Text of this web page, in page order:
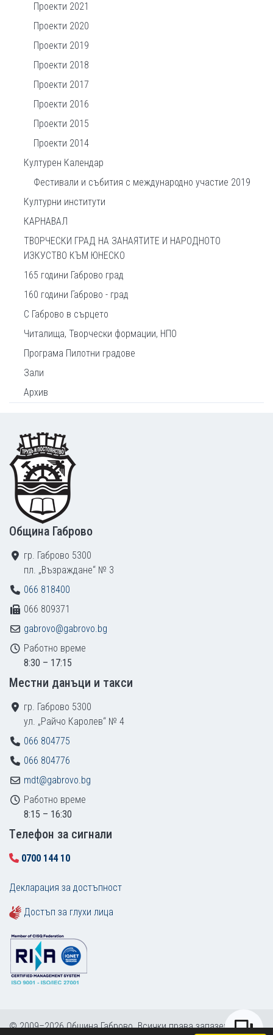
Проекти 2021
Проекти 2020
Проекти 2019
Проекти 2018
Проекти 2017
Проекти 2016
Проекти 2015
Проекти 2014
Културен Календар
Фестивали и събития с международно участие 2019
Културни институти
КАРНАВАЛ
ТВОРЧЕСКИ ГРАД НА ЗАНАЯТИТЕ И НАРОДНОТО
ИЗКУСТВО КЪМ ЮНЕСКО
165 години Габрово град
160 години Габрово - град
С Габрово в сърцето
Читалища, Творчески формации, НПО
Програма Пилотни градове
Зали
Архив
Footer
Община Габрово
гр. Габрово 5300
пл. „Възраждане“ № 3
066 818400
066 809371
gabrovo@gabrovo.bg
Работно време
8:30 – 17:15
Местни данъци и такси
гр. Габрово 5300
ул. „Райчо Каролев“ № 4
066 804775
066 804776
mdt@gabrovo.bg
Работно време
8:15 – 16:30
Tелефон за сигнали
0700 144 10
Декларация за достъпност
Достъп за глухи лица
© 2009–2026 Община Габрово. Всички права запазени.